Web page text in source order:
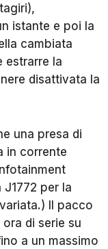
istante e poi la
cambiata
estrarre la
disattivata la
una presa di
in corrente
per la
Il pacco
di serie su
a un massimo